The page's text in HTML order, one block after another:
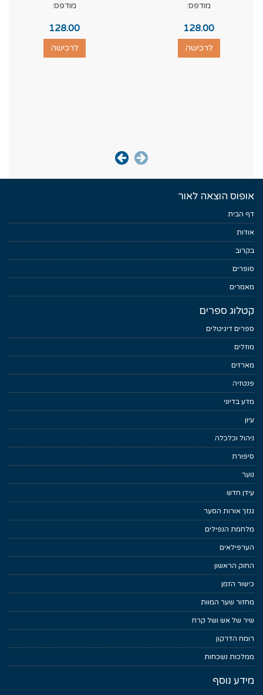
מודפס:
128.00
לרכישה
מודפס:
128.00
לרכישה
אופוס הוצאה לאור
דף הבית
אודות
בקרוב
סופרים
מאמרים
קטלוג ספרים
ספרים דיגיטלים
מוזלים
מארזים
פנטזיה
מדע בדיוני
עיון
ניהול וכלכלה
סיפורת
נוער
עידן חדש
גנזך אורות הסער
מלחמת הנפילים
הערפילאים
החוק הראשון
כישור הזמן
מחזור שער המוות
שיר של אש ושל קרח
רומח הדרקון
ממלכות נשכחות
מידע נוסף